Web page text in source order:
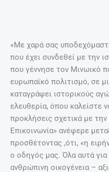
«Με χαρά σας
που έχει συνδεθεί με την
που γέννησε τον Μινωικό
ευρωπαϊκό πολιτισμό, σε
καταγράψει ιστορικούς
ελευθερία, όπου καλείστε
προκλήσεις σχετικά με
Επικοινωνία» ανέφερε
προσθέτοντας ,ότι, «η
ο οδηγός μας. Όλα αυτά
ανθρώπινη οικογένεια –